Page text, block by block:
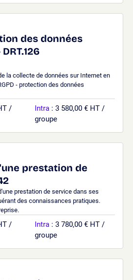
des données
la collecte de données sur Internet en
- protection des données
/
Intra : 3 580,00 € HT /
groupe
prestation de
prestation de service dans ses
des connaissances pratiques.
/
Intra : 3 780,00 € HT /
groupe